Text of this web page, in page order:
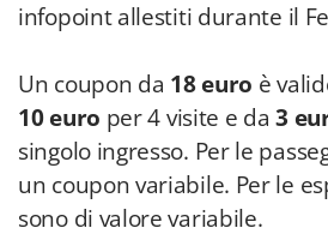
infopoint allestiti durante il
Un coupon da 18 euro è
10 euro per 4 visite e da3
singolo ingresso. Per le
un coupon variabile. Per le
sono di valore variabile.